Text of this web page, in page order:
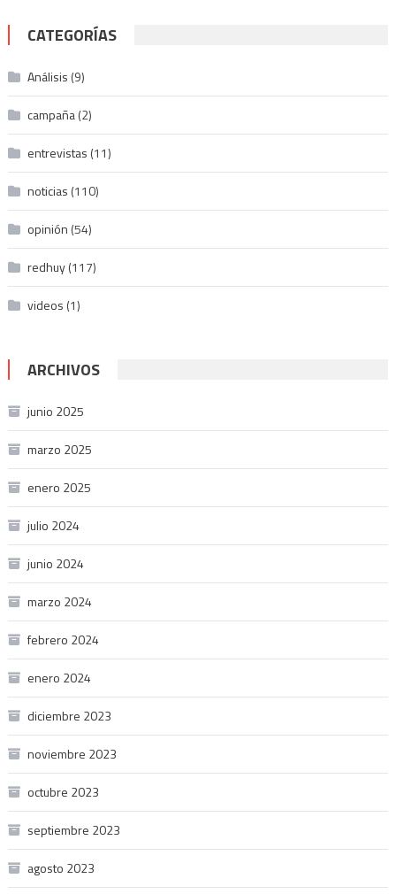
CATEGORÍAS
Análisis (9)
campaña(2)
entrevistas (11)
noticias (110)
opinión (54)
redhuy(117)
videos (1)
ARCHIVOS
junio 2025
marzo 2025
enero 2025
julio 2024
junio 2024
marzo 2024
febrero 2024
enero 2024
diciembre 2023
noviembre 2023
octubre 2023
septiembre 2023
agosto 2023